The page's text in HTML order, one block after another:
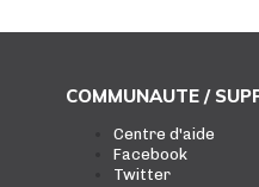
COMMUNAUTE /
Centre d'aide
Facebook
Twitter